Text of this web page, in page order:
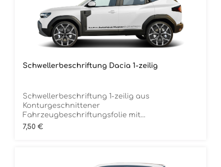
Schwellerbeschriftung Dacia 1-zeilig
Schwellerbeschriftung 1-zeilig aus
Konturgeschnittener
Fahrzeugbeschriftungsfolie mit
Übertragungstape Inclusive MarkenlogoDie
Regulärer Preis:
7,50 €